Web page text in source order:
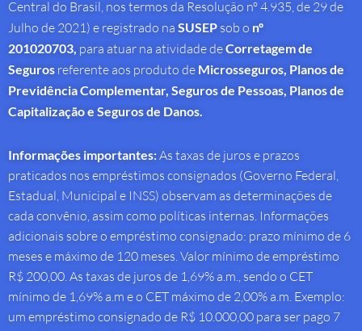
Central do Brasil, nos termos da Resolução nº 4.935, de 29 de
Julho de 2021) e registrado na SUSEP sob o nº
201020703, para atuar na atividade deCorretagem de
Seguros referente aos produto de Microsseguros, Planos de
Previdência Complementar, Seguros de Pessoas, Planos de
Capitalização e Seguros de Danos.
Informações importantes:As taxas de juros e prazos
praticados nos empréstimos consignados (Governo Federal,
Estadual, Municipal e INSS) observam as determinações de
cada convênio, assim como políticas internas. Informações
adicionais sobre o empréstimo consignado: prazo mínimo de 6
meses e máximo de 120 meses. Valor mínimo de empréstimo
R$ 200,00. As taxas de juros de 1,69% a.m., sendo o CET
mínimo de 1,69% a.m e o CET máximo de 2,00% a.m. Exemplo:
um empréstimo consignado de R$ 10.000,00 para ser pago 7